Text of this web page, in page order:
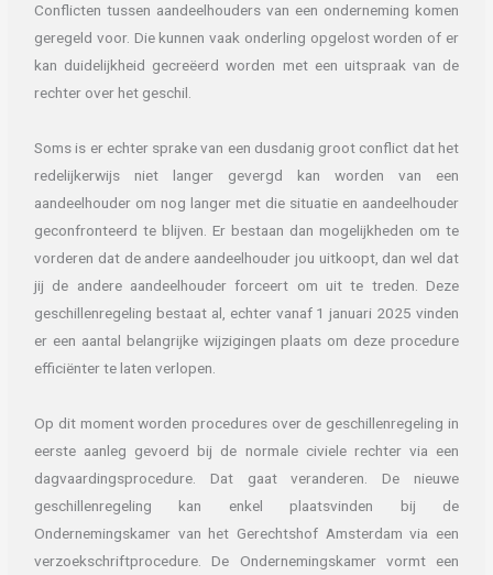
Conflicten tussen aandeelhouders van een onderneming komen
geregeld voor. Die kunnen vaak onderling opgelost worden of er
kan duidelijkheid gecreëerd worden met een uitspraak van de
rechter over het geschil.
Soms is er echter sprake van een dusdanig groot conflict dat het
redelijkerwijs niet langer gevergd kan worden van een
aandeelhouder om nog langer met die situatie en aandeelhouder
geconfronteerd te blijven. Er bestaan dan mogelijkheden om te
vorderen dat de andere aandeelhouder jou uitkoopt, dan wel dat
jij de andere aandeelhouder forceert om uit te treden. Deze
geschillenregeling bestaat al, echter vanaf 1 januari 2025 vinden
er een aantal belangrijke wijzigingen plaats om deze procedure
efficiënter te laten verlopen.
Op dit moment worden procedures over de geschillenregeling in
eerste aanleg gevoerd bij de normale civiele rechter via een
dagvaardingsprocedure. Dat gaat veranderen. De nieuwe
geschillenregeling kan enkel plaatsvinden bij de
Ondernemingskamer van het Gerechtshof Amsterdam via een
verzoekschriftprocedure. De Ondernemingskamer vormt een